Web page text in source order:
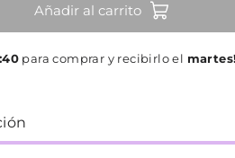
Añadir al carrito
para comprar y recibirlo el martes!